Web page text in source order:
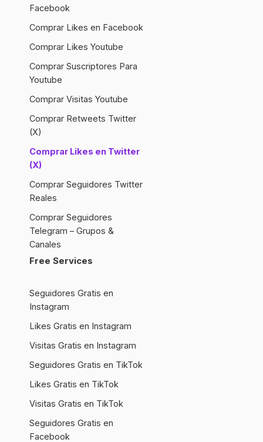
Facebook
Comprar Likes en Facebook
Comprar Likes Youtube
Comprar Suscriptores Para
Youtube
Comprar Visitas Youtube
Comprar Retweets Twitter
(X)
Comprar Likes en Twitter
(X)
Comprar Seguidores Twitter
Reales
Comprar Seguidores
Telegram – Grupos &
Canales
Free Services
Seguidores Gratis en
Instagram
Likes Gratis en Instagram
Visitas Gratis en Instagram
Seguidores Gratis en TikTok
Likes Gratis en TikTok
Visitas Gratis en TikTok
Seguidores Gratis en
Facebook